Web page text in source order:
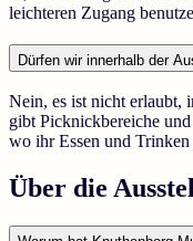
leichteren Zugang
Dürfen wir innerhalb der
Nein, es ist nicht erlaubt,
gibt Picknickbereiche
wo ihr Essen und
Über die